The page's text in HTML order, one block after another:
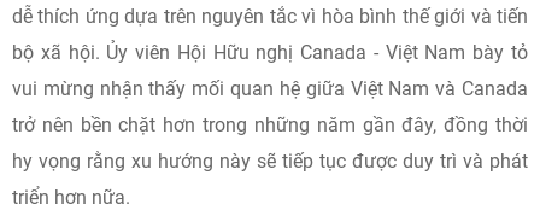
dễ thích ứng dựa trên nguyên tắc vì hòa bình thế giới và tiến
bộ xã hội. Ủy viên Hội Hữu nghị Canada - Việt Nam bày tỏ
vui mừng nhận thấy mối quan hệ giữa Việt Nam và Canada
trở nên bền chặt hơn trong những năm gần đây, đồng thời
hy vọng rằng xu hướng này sẽ tiếp tục được duy trì và phát
triển hơn nữa.